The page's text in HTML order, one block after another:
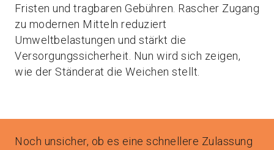
Fristen und tragbaren Gebühren. Rascher Zugang
zu modernen Mitteln reduziert
Umweltbelastungen und stärkt die
Versorgungssicherheit. Nun wird sich zeigen,
wie der Ständerat die Weichen stellt.
Noch unsicher, ob es eine schnellere Zulassung